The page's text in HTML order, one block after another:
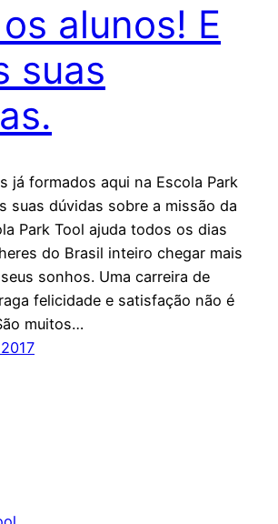
alunos! E
suas
já formados aqui na Escola Park
suas dúvidas sobre a missão da
Park Tool ajuda todos os dias
do Brasil inteiro chegar mais
sonhos. Uma carreira de
felicidade e satisfação não é
muitos…